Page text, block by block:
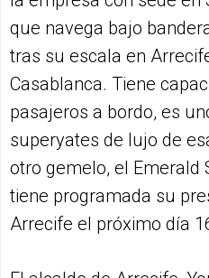
que navega bajo
tras su escala en
Casablanca. Tiene
pasajeros a bordo, es
superyates de lujo de
otro gemelo, el Emerald
tiene programada su
Arrecife el próximo día